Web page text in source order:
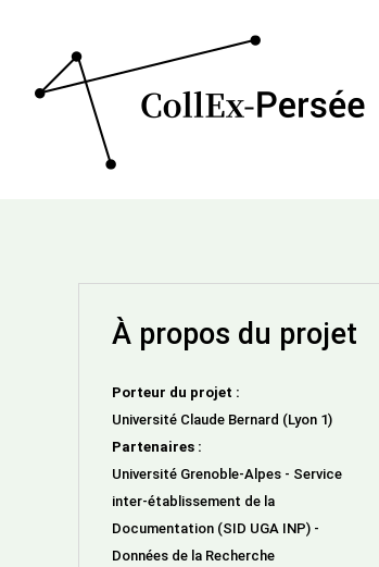
À propos du projet
Porteur du projet :
Université Claude Bernard (Lyon 1)
Partenaires :
Université Grenoble-Alpes - Service
inter-établissement de la
Documentation (SID UGA INP) -
Données de la Recherche